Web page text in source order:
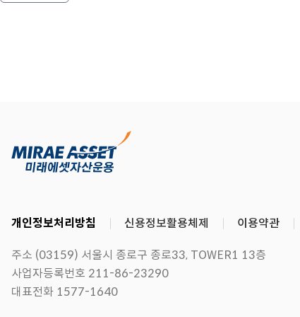
개인정보처리방침 신용정보활용체제 이용약관
주소 (03159) 서울시 종로구 종로33, TOWER1 13층
사업자등록번호 211-86-23290
대표전화 1577-1640